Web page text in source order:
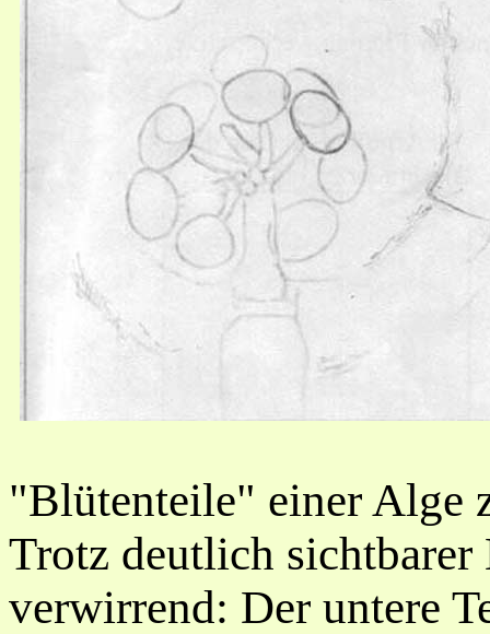
"Blütenteile" einer Alge
Trotz deutlich
verwirrend: Der untere